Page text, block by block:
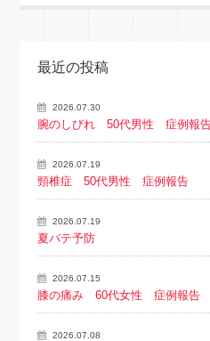
最近の投稿
2026.07.30
腕のしびれ 50代男性 症例報
2026.07.19
頸椎症 50代男性 症例報告
2026.07.19
夏バテ予防
2026.07.15
膝の痛み 60代女性 症例報告
2026.07.08